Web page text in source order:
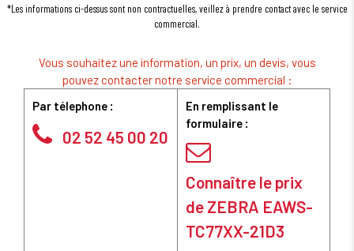
*Les informations ci-dessus sont non contractuelles, veillez à prendre contact avec le service
commercial.
Vous souhaitez une information, un prix, un devis, vous
pouvez contacter notre service commercial :
Par télephone :
02 52 45 00 20
En remplissant le
formulaire :
Connaître le prix
de ZEBRA EAWS-
TC77XX-21D3